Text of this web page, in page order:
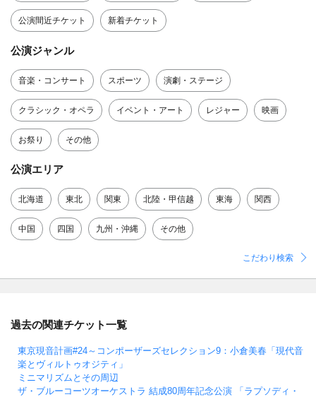
公演間近チケット 新着チケット
公演ジャンル
音楽・コンサート スポーツ 演劇・ステージ
クラシック・オペラ イベント・アート レジャー 映画
お祭り その他
公演エリア
北海道 東北 関東 北陸・甲信越 東海 関西
中国 四国 九州・沖縄 その他
こだわり検索
過去の関連チケット一覧
東京現音計画#24～コンポーザーズセレクション9：小倉美春「現代音
楽とヴィルトゥオジティ」
ミニマリズムとその周辺
ザ・ブルーコーツオーケストラ 結成80周年記念公演 「ラプソディ・